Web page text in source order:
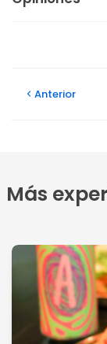
Anterior
Más